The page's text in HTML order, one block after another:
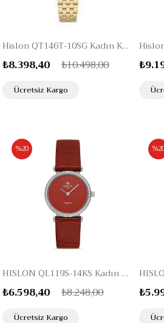
Hislon QT146T-10SG Kadın Kol Saati
₺8.398,40 ₺10.498,00
Ücretsiz Kargo
HISLON QL119S-14KS Kadın Kol Saati
₺6.598,40 ₺8.248,00
%20
Ücretsiz Kargo